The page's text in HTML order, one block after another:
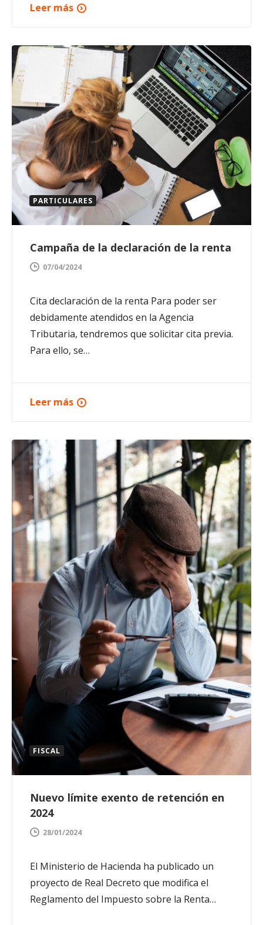
Leer más
PARTICULARES
Campaña de la declaración de la renta
07/04/2024
Cita declaración de la renta Para poder ser
debidamente atendidos en la Agencia
Tributaria, tendremos que solicitar cita previa.
Para ello, se…
Leer más
FISCAL
Nuevo límite exento de retención en
2024
28/01/2024
El Ministerio de Hacienda ha publicado un
proyecto de Real Decreto que modifica el
Reglamento del Impuesto sobre la Renta…